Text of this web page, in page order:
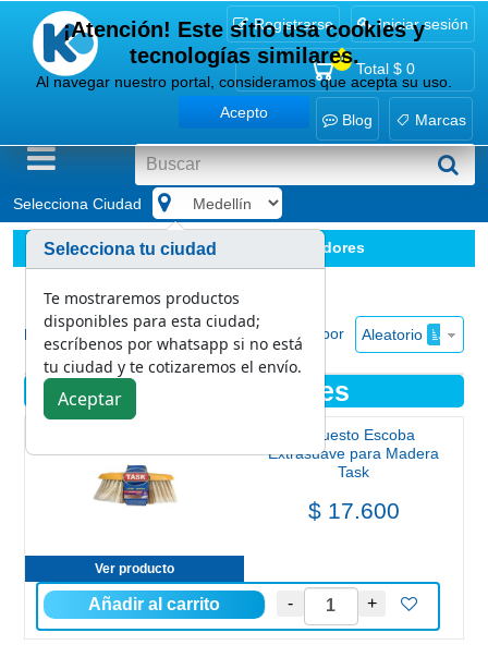
Registrarse Iniciar sesión
0
Total $ 0
Blog Marcas
Selecciona Ciudad
Implementos Escobas y Recogedores
Mostrar Ordenar por Aleatorio
Escobas y Recogedores
Ver producto
Repuesto Escoba
Extrasuave para Madera
Task
$ 17.600
¡Atención! Este sitio usa cookies y
tecnologías similares.
Al navegar nuestro portal, consideramos que acepta su uso.
Acepto
Selecciona tu ciudad
Te mostraremos productos
disponibles para esta ciudad;
escríbenos por whatsapp si no está
tu ciudad y te cotizaremos el envío.
Aceptar